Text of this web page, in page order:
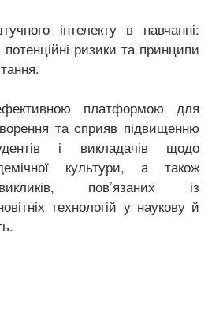
інтелекту в навчанні:
ризики та принципи
платформою для
та сприяв підвищенню
і викладачів щодо
культури, а також
пов’язаних із
технологій у наукову й